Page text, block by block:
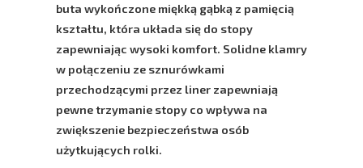
buta wykończone miękką gąbką z pamięcią
kształtu, która układa się do stopy
zapewniając wysoki komfort. Solidne klamry
w połączeniu ze sznurówkami
przechodzącymi przez liner zapewniają
pewne trzymanie stopy co wpływa na
zwiększenie bezpieczeństwa osób
użytkujących rolki.